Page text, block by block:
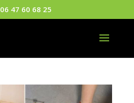
06 47 60 68 25